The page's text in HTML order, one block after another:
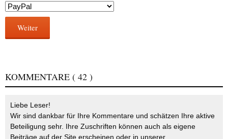
Weiter
KOMMENTARE ( 42 )
Liebe Leser!
Wir sind dankbar für Ihre Kommentare und schätzen Ihre aktive
Beteiligung sehr. Ihre Zuschriften können auch als eigene
Beiträge auf der Site erscheinen oder in unserer